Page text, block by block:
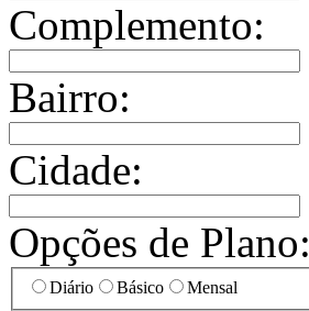
Complemento:
Bairro:
Cidade:
Opções de Plano:
Diário Básico Mensal